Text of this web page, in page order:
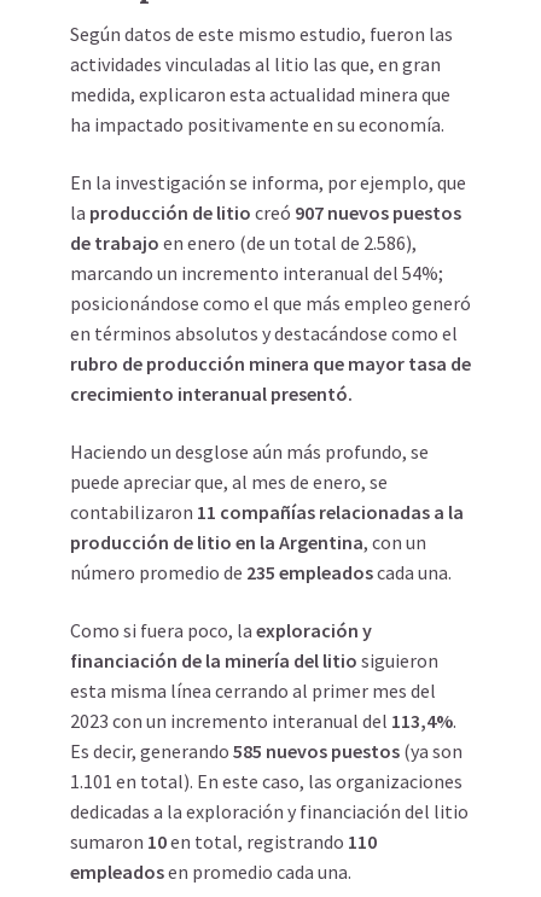
Según datos de este mismo estudio, fueron las
actividades vinculadas al litio las que, en gran
medida, explicaron esta actualidad minera que
ha impactado positivamente en su economía.
En la investigación se informa, por ejemplo, que
la producción de litio creó 907 nuevos puestos
de trabajo en enero (de un total de 2.586),
marcando un incremento interanual del 54%;
posicionándose como el que más empleo generó
en términos absolutos y destacándose como el
rubro de producción minera que mayor tasa de
crecimiento interanual presentó.
Haciendo un desglose aún más profundo, se
puede apreciar que, al mes de enero, se
contabilizaron 11 compañías relacionadas a la
producción de litio en la Argentina, con un
número promedio de 235 empleadoscada una.
Como si fuera poco, la exploración y
financiación de la minería del litio siguieron
esta misma línea cerrando al primer mes del
2023 con un incremento interanual del 113,4%.
Es decir, generando 585 nuevos puestos (ya son
1.101 en total). En este caso, las organizaciones
dedicadas a la exploración y financiación del litio
sumaron 10en total, registrando 110
empleadosen promedio cada una.